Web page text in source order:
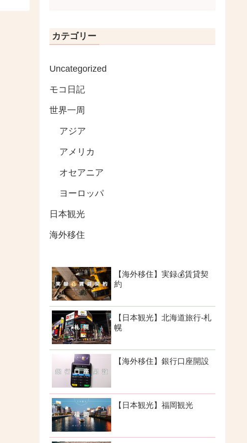
カテゴリー
Uncategorized
モコ日記
世界一周
アジア
アメリカ
オセアニア
ヨーロッパ
日本観光
海外移住
【海外移住】実録💰賃貸契
約
【日本観光】北海道旅行-札
幌
【海外移住】銀行口座開設
【日本観光】福岡観光